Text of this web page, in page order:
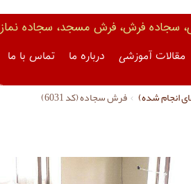
سجاده فرش، فرش مسجد، سجاده نماز
مقالات آموزشی درباره ما تماس با ما
انجام شده) فرش سجاده (کد 6031)